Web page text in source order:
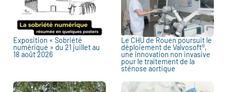
Exposition « Sobriété
numérique » du 21 juillet au
18 août 2026
Le CHU de Rouen poursuit le
déploiement de Valvosoft®,
une innovation non invasive
pour le traitement de la
sténose aortique